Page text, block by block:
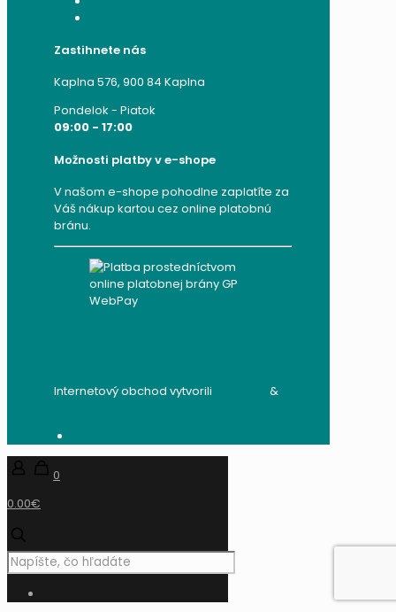
Zastihnete nás
Kaplna 576, 900 84 Kaplna
Pondelok - Piatok
09:00 - 17:00
Možnosti platby v e-shope
V našom e-shope pohodlne zaplatíte za
Váš nákup kartou cez online platobnú
bránu.
Internetový obchod vytvorili
&
0
0.00€